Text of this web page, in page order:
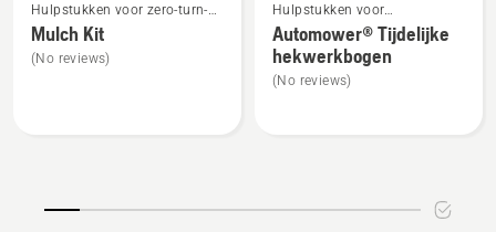
meer
details
over
Hulpstukken voor zero-turn-
maaiers
Mulch Kit
(No reviews)
meer
details
over
Automower®
Hulpstukken voor
robotmaaiers
Automower® Tijdelijke
hekwerkbogen
(No reviews)